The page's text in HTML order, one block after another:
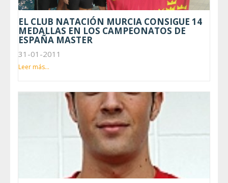
EL CLUB NATACIÓN MURCIA CONSIGUE 14
MEDALLAS EN LOS CAMPEONATOS DE
ESPAÑA MASTER
31-01-2011
Leer más...